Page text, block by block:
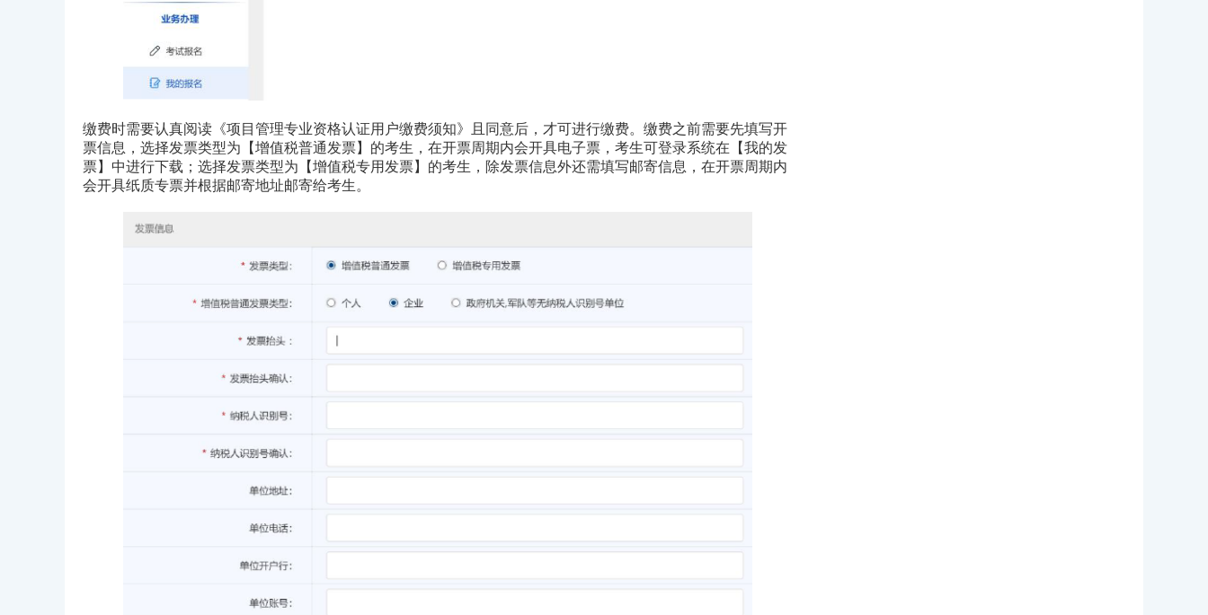
缴费时需要认真阅读《项目管理专业资格认证用户缴费须知》且同意后，才可进行缴费。缴费之前需要先填写开
票信息，选择发票类型为【增值税普通发票】的考生，在开票周期内会开具电子票，考生可登录系统在【我的发
票】中进行下载；选择发票类型为【增值税专用发票】的考生，除发票信息外还需填写邮寄信息，在开票周期内
会开具纸质专票并根据邮寄地址邮寄给考生。